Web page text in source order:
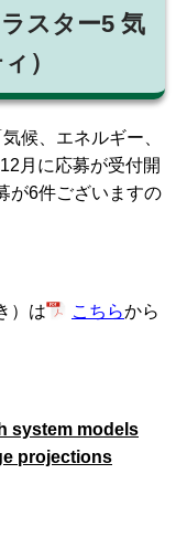
スター5 気
）
候、エネルギー、
月に応募が受付開
が6件ございますの
）は こちらから
system models
projections